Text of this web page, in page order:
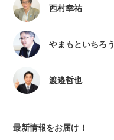
西村幸祐
やまもといちろう
渡邉哲也
最新情報をお届け！